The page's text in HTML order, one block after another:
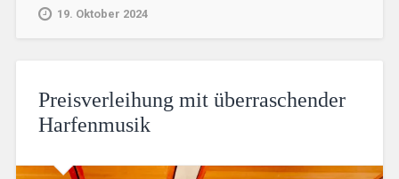
19. Oktober 2024
Preisverleihung mit überraschender
Harfenmusik